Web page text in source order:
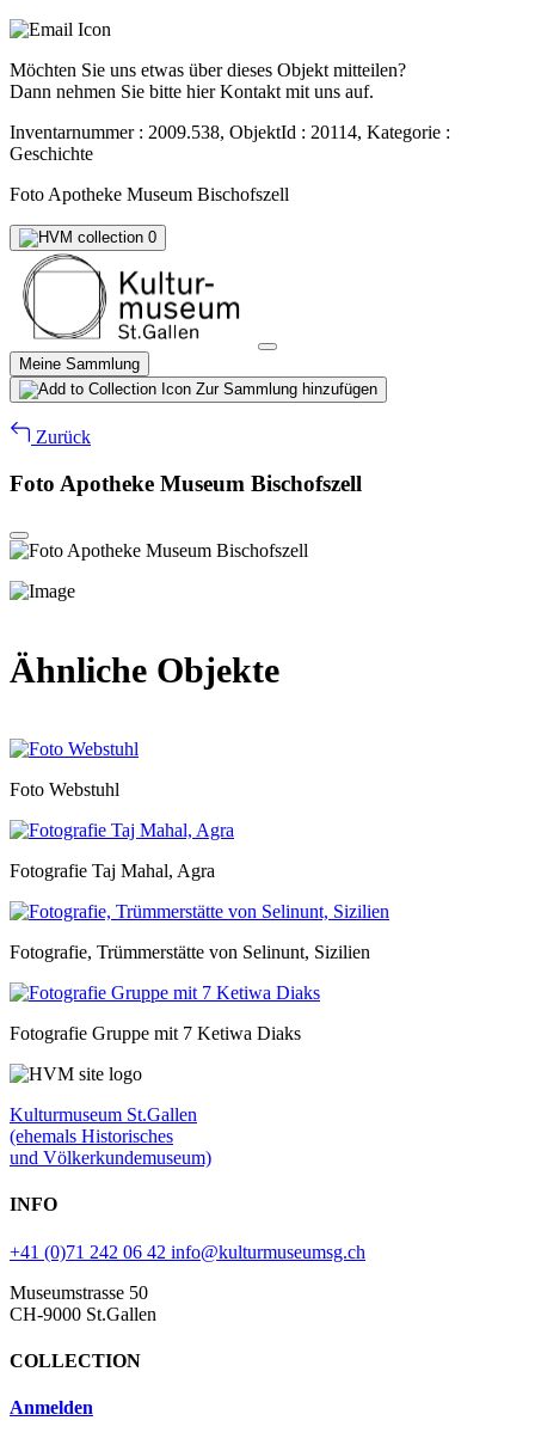
Möchten Sie uns etwas über dieses Objekt mitteilen?
Dann nehmen Sie bitte hier Kontakt mit uns auf.
Inventarnummer : 2009.538, ObjektId : 20114, Kategorie :
Geschichte
Foto Apotheke Museum Bischofszell
0
Meine Sammlung
Zur Sammlung hinzufügen
Zurück
Foto Apotheke Museum Bischofszell
Ähnliche Objekte
Foto Webstuhl
Fotografie Taj Mahal, Agra
Fotografie, Trümmerstätte von Selinunt, Sizilien
Fotografie Gruppe mit 7 Ketiwa Diaks
Kulturmuseum St.Gallen
(ehemals Historisches
und Völkerkundemuseum)
INFO
+41 (0)71 242 06 42 info@kulturmuseumsg.ch
Museumstrasse 50
CH-9000 St.Gallen
COLLECTION
Anmelden